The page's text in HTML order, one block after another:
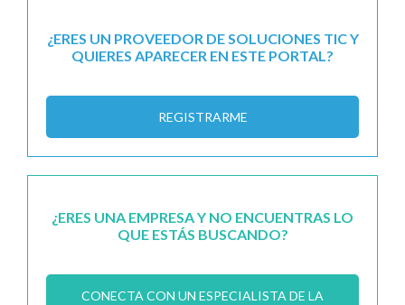
¿ERES UN PROVEEDOR DE SOLUCIONES TIC Y
QUIERES APARECER EN ESTE PORTAL?
REGISTRARME
¿ERES UNA EMPRESA Y NO ENCUENTRAS LO
QUE ESTÁS BUSCANDO?
CONECTA CON UN ESPECIALISTA DE LA